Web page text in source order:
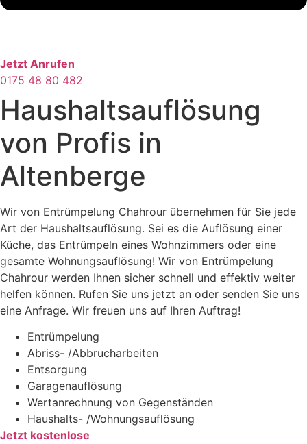
Jetzt Anrufen
0175 48 80 482
Haushaltsauflösung
von Profis in
Altenberge
Wir von Entrümpelung Chahrour übernehmen für Sie jede
Art der Haushaltsauflösung. Sei es die Auflösung einer
Küche, das Entrümpeln eines Wohnzimmers oder eine
gesamte Wohnungsauflösung! Wir von Entrümpelung
Chahrour werden Ihnen sicher schnell und effektiv weiter
helfen können. Rufen Sie uns jetzt an oder senden Sie uns
eine Anfrage. Wir freuen uns auf Ihren Auftrag!
Entrümpelung
Abriss- /Abbrucharbeiten
Entsorgung
Garagenauflösung
Wertanrechnung von Gegenständen
Haushalts- /Wohnungsauflösung
Jetzt kostenlose